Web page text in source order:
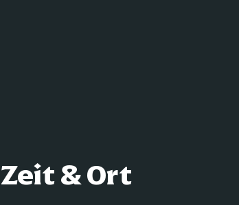
Zeit & Ort